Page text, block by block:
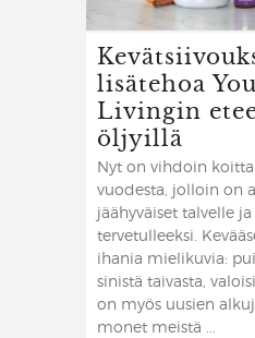
lisätehoa
Livingin
öljyillä
Nyt on vihdoin
vuodesta, jolloin on
jäähyväiset talvelle
tervetulleeksi.
ihania mielikuvia:
sinistä taivasta,
on myös uusien
monet meistä ...